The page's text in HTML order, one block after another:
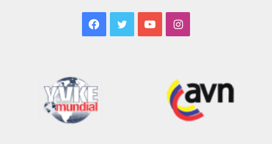
Facebook
TwitterYouTubeInstagram